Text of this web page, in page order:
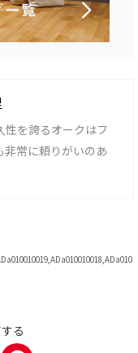
性を誇るオークはフ
非常に頼りがいのあ
る